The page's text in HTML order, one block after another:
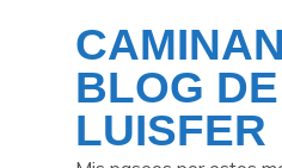
contenidoBLOG DE
LUISFER